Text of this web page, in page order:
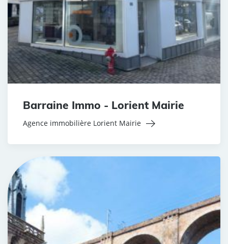
Barraine Immo - Lorient Mairie
Agence immobilière Lorient Mairie